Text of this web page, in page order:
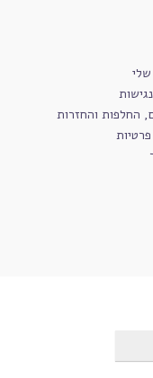
החלפות והחזרות